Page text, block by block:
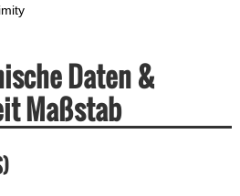
Daten &
Maßstab